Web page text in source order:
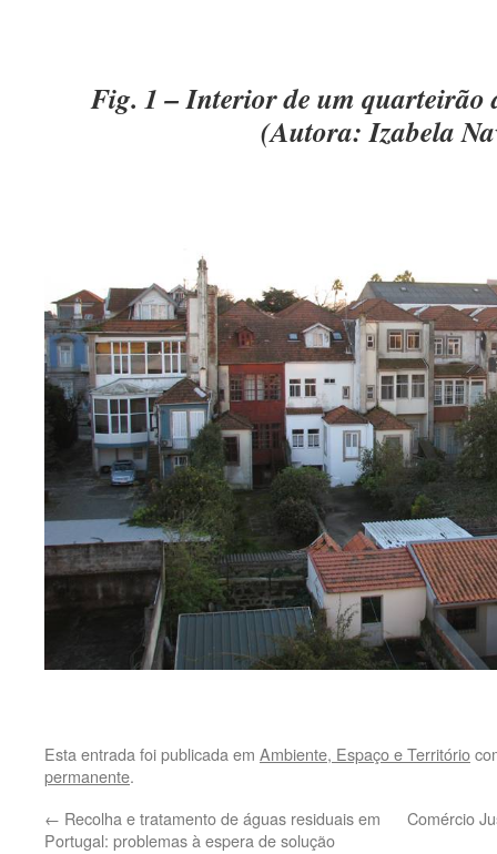
Fig. 1 – Interior de um quarteirão
(Autora: Izabela
Esta entrada foi publicada em Ambiente, Espaço e Território
permanente.
← Recolha e tratamento de águas residuais em
Portugal: problemas à espera de solução
Comércio